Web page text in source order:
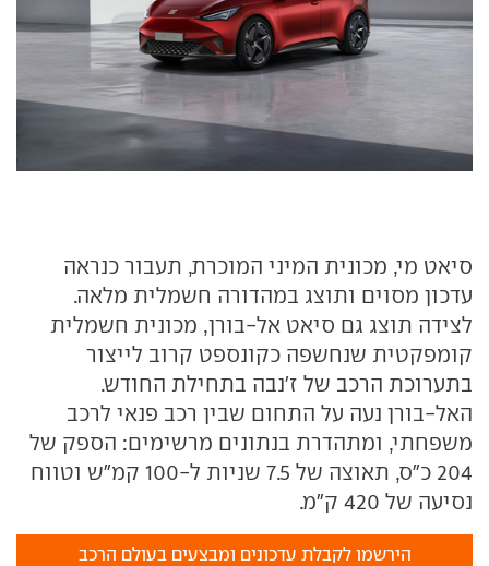
סיאט מי, מכונית המיני המוכרת, תעבור כנראה
עדכון מסוים ותוצג במהדורה חשמלית מלאה.
לצידה תוצג גם סיאט אל-בורן, מכונית חשמלית
קומפקטית שנחשפה כקונספט קרוב לייצור
בתערוכת הרכב של ז'נבה בתחילת החודש.
האל-בורן נעה על התחום שבין רכב פנאי לרכב
משפחתי, ומתהדרת בנתונים מרשימים: הספק של
204 כ"ס, תאוצה של 7.5 שניות ל-100 קמ"ש וטווח
נסיעה של 420 ק"מ.
הירשמו לקבלת עדכונים ומבצעים בעולם הרכב